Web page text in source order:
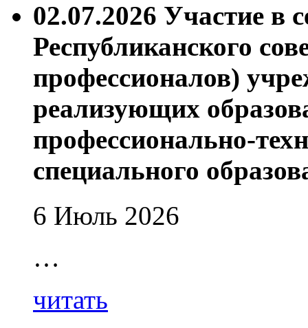
02.07.2026 Участие в
Республиканского
профессионалов)
реализующих
профессионально-
специального
6 Июль 2026
…
читать